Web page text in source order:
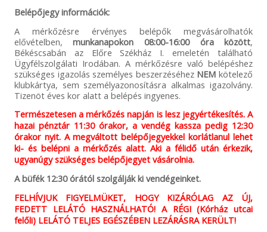
Belépőjegy információk:
A mérkőzésre érvényes belépők megvásárolhatók
elővételben,munkanapokon 08:00-16:00 óra között,
Békéscsabán az Előre Székház I. emeletén található
Ügyfélszolgálati Irodában. A mérkőzésre való belépéshez
szükséges igazolás személyes beszerzéséhez NEMkötelező
klubkártya, sem személyazonosításra alkalmas igazolvány.
Tizenöt éves kor alatt a belépés ingyenes.
Természetesen a mérkőzés napján is lesz jegyértékesítés. A
hazai pénztár 11:30 órakor, a vendég kassza pedig 12:30
órakor nyit. A megváltott belépőjegyekkel korlátlanul lehet
ki- és belépni a mérkőzés alatt. Aki a félidő után érkezik,
ugyanúgy szükséges belépőjegyet vásárolnia.
A büfék 12:30 órától szolgálják ki vendégeinket.
FELHÍVJUK FIGYELMÜKET, HOGY KIZÁRÓLAG AZ ÚJ,
FEDETT LELÁTÓ HASZNÁLHATÓ! A RÉGI (Kórház utcai
felőli) LELÁTÓ TELJES EGÉSZÉBEN LEZÁRÁSRA KERÜLT!